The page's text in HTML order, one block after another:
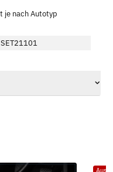
je nach Autotyp
SET21101